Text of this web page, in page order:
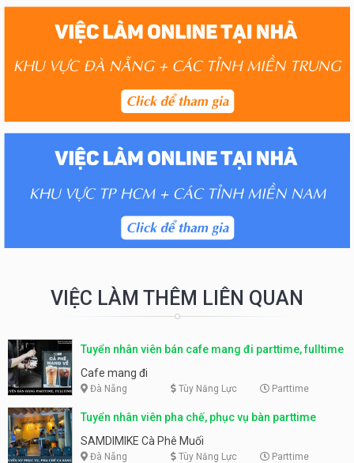
VIỆC LÀM THÊM LIÊN QUAN
Tuyển nhân viên bán cafe mang đi parttime, fulltime
Cafe mang đi
Đà Nẵng Tùy Năng Lực Parttime
Tuyển nhân viên pha chế, phục vụ bàn parttime
SAMDIMIKE Cà Phê Muối
Đà Nẵng Tùy Năng Lực Parttime